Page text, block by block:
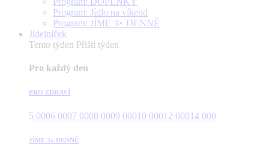
Program: Jídlo na víkend
Program: JÍME 3× DENNĚ
Jídelníček
Tento týden Příští týden
Pro každý den
PRO ZDRAVÍ
5 0006 0007 0008 0009 00010 00012 00014 000
JÍME 3x DENNĚ